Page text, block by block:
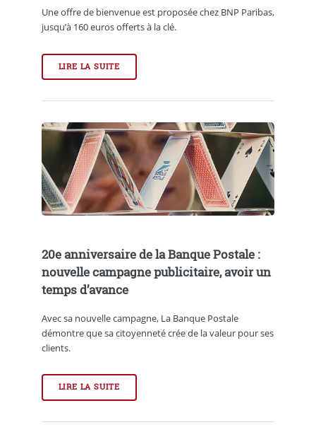
Une offre de bienvenue est proposée chez BNP Paribas,
jusqu’à 160 euros offerts à la clé.
LIRE LA SUITE
20e anniversaire de la Banque Postale :
nouvelle campagne publicitaire, avoir un
temps d’avance
Avec sa nouvelle campagne, La Banque Postale
démontre que sa citoyenneté crée de la valeur pour ses
clients.
LIRE LA SUITE